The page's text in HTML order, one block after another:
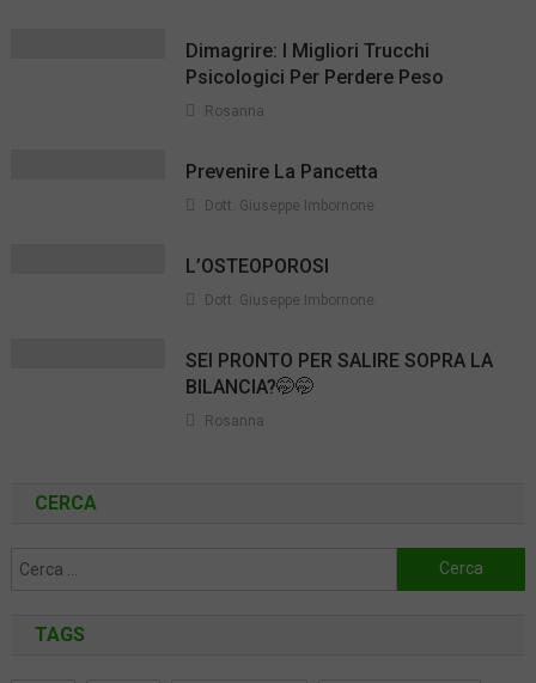
Dimagrire: I Migliori Trucchi
Psicologici Per Perdere Peso
Rosanna
Prevenire La Pancetta
Dott. Giuseppe Imbornone
L’OSTEOPOROSI
Dott. Giuseppe Imbornone
SEI PRONTO PER SALIRE SOPRA LA
BILANCIA?🤭🤭
Rosanna
CERCA
Ricerca
per:
TAGS